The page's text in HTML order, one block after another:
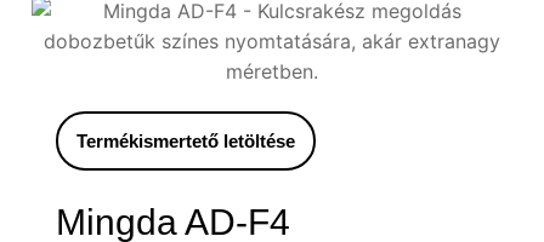
Termékismertető letöltése
Mingda AD-F4